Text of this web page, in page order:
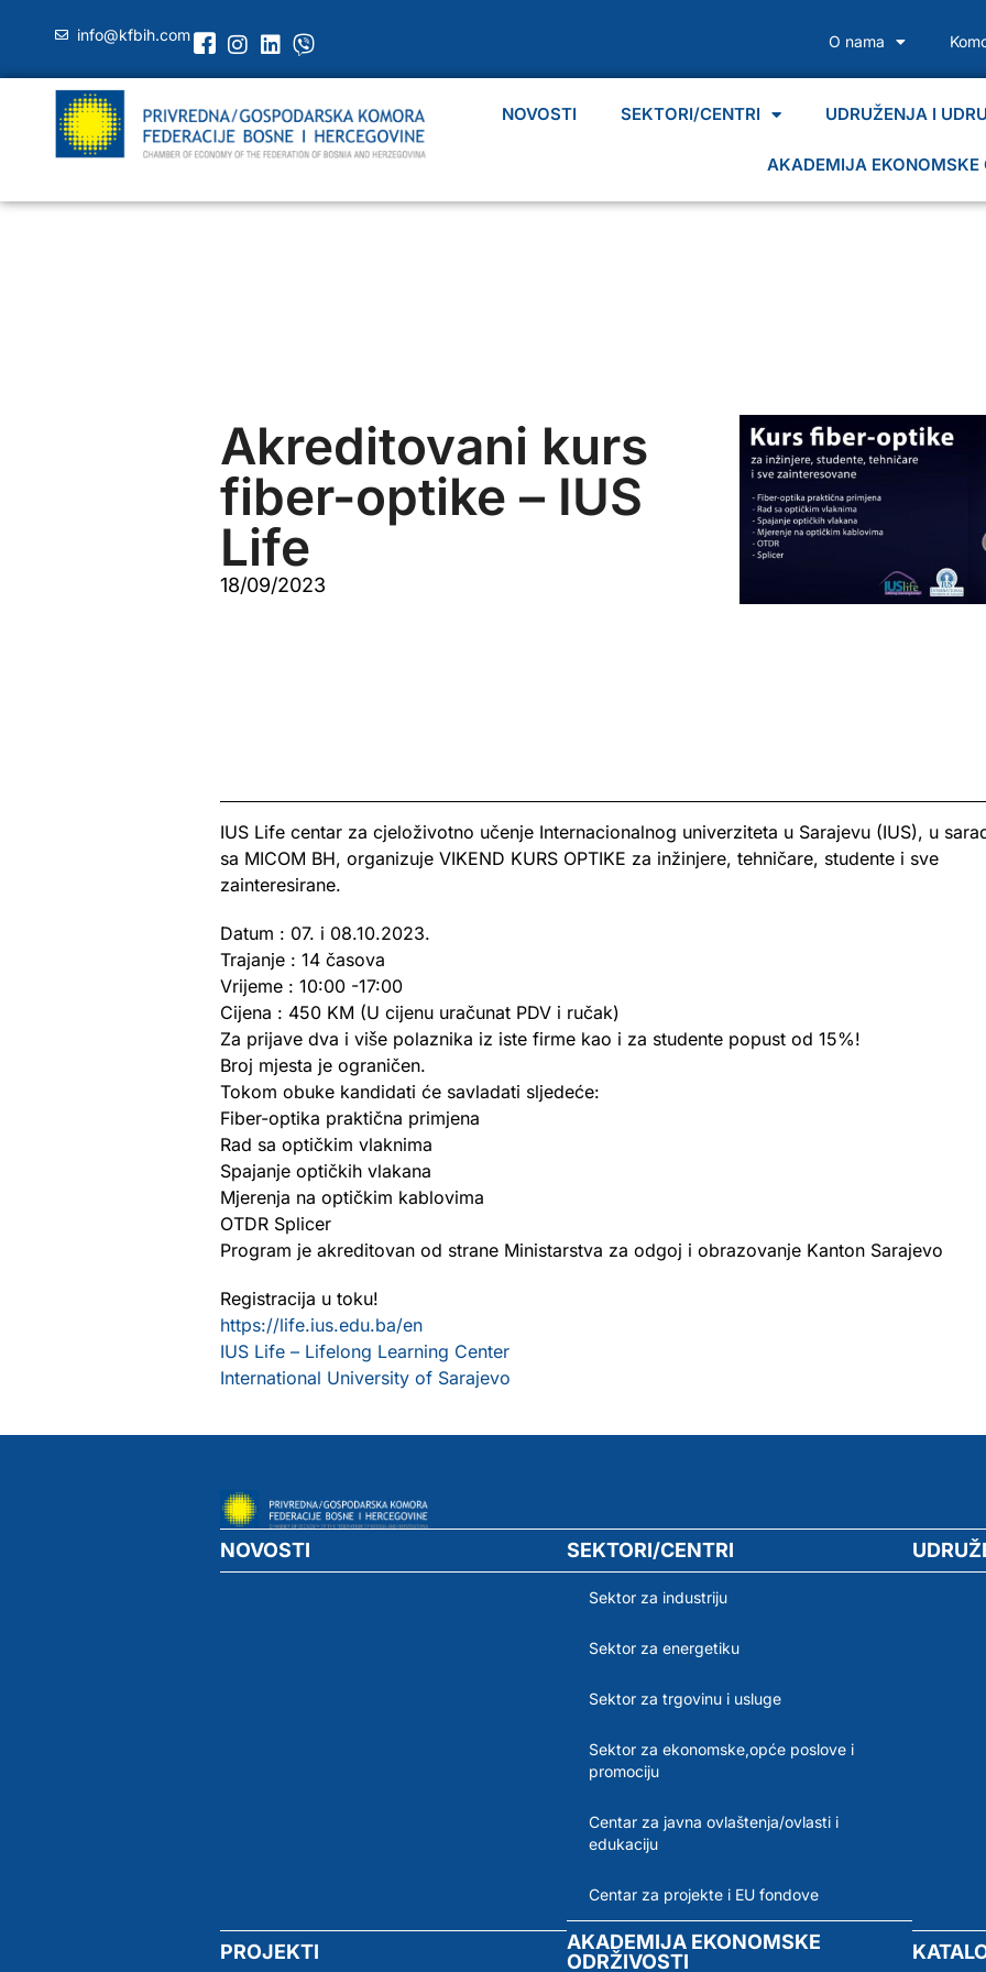
info@kfbih.com O nama
NOVOSTI SEKTORI/CENTRI UDRUŽENJA I
AKADEMIJA EKONOMSKE
Akreditovani kurs
fiber-optike – IUS
Life
18/09/2023
IUS Life centar za cjeloživotno učenje Internacionalnog univerziteta u Sarajevu (IUS), u
sa MICOM BH, organizuje VIKEND KURS OPTIKE za inžinjere, tehničare, studente i sve
zainteresirane.
Datum : 07. i 08.10.2023.
Trajanje : 14 časova
Vrijeme : 10:00 -17:00
Cijena : 450 KM (U cijenu uračunat PDV i ručak)
Za prijave dva i više polaznika iz iste firme kao i za studente popust od 15%!
Broj mjesta je ograničen.
Tokom obuke kandidati će savladati sljedeće:
Fiber-optika praktična primjena
Rad sa optičkim vlaknima
Spajanje optičkih vlakana
Mjerenja na optičkim kablovima
OTDR Splicer
Program je akreditovan od strane Ministarstva za odgoj i obrazovanje Kanton Sarajevo
Registracija u toku!
https://life.ius.edu.ba/en
IUS Life – Lifelong Learning Center
International University of Sarajevo
NOVOSTI SEKTORI/CENTRI
Sektor za industriju
Sektor za energetiku
Sektor za trgovinu i usluge
Sektor za ekonomske,opće poslove i
promociju
Centar za javna ovlaštenja/ovlasti i
edukaciju
Centar za projekte i EU fondove
PROJEKTI
AKADEMIJA EKONOMSKE
ODRŽIVOSTI